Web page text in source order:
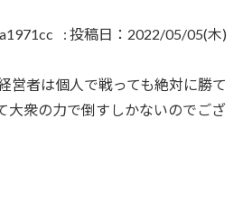
: 投稿日：2022/05/05(木)
営者は個人で戦っても絶対に勝て
大衆の力で倒すしかないのでござ